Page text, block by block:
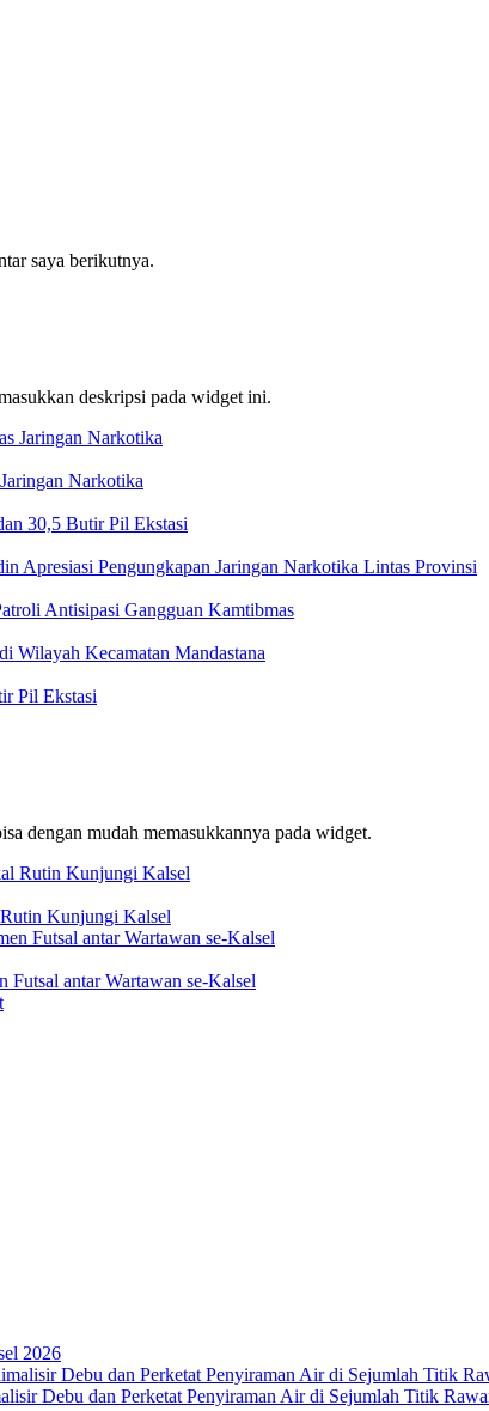
saya berikutnya.
deskripsi pada widget ini.
Narkotika
30,5 Butir Pil Ekstasi
Apresiasi Pengungkapan Jaringan Narkotika Lintas Provinsi
Antisipasi Gangguan Kamtibmas
Wilayah Kecamatan Mandastana
Pil Ekstasi
dengan mudah memasukkannya pada widget.
Kunjungi Kalsel
antar Wartawan se-Kalsel
2026
Debu dan Perketat Penyiraman Air di Sejumlah Titik